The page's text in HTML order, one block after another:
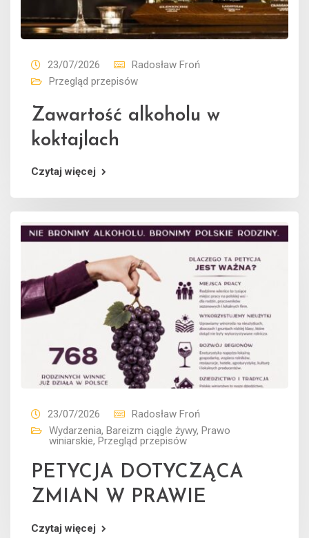
23/07/2026
Radosław Froń
Przegląd przepisów
Zawartość alkoholu w
koktajlach
Czytaj więcej
23/07/2026
Radosław Froń
Wydarzenia, Bareizm ciągle żywy, Prawo
winiarskie, Przegląd przepisów
PETYCJA DOTYCZĄCA
ZMIAN W PRAWIE
Czytaj więcej